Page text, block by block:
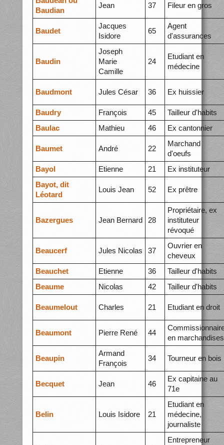
Baudian
Jean 37 Fileur en gros
Baudet
Jacques
Isidore
65
Agent
d'assurances
Baudin
Joseph
Marie
Camille
24
Etudiant en
médecine
Baudmont Jules César 36 Ex huissier
Baudry François 45
Tailleur d'habits
Baulac
Mathieu 46 Ex cantonnier
Baumet André 22
Marchand
d'oeufs
Bayol
Etienne 21
Ex instituteur
Bayot, dit
Léotard
Louis Jean 52 Ex prêtre
Bazergues Jean Bernard 28
Propriétaire, ex
instituteur
révoqué
Beaucerf Jules Nicolas 37
Ouvrier en
cheveux
Beauchet
Etienne 36
Tailleur d'habits
Beaume
Nicolas 42 Tailleur d'habits
Beaumelout Charles 21 Etudiant en droit
Beaumont Pierre René 44
en marchandises
Beaupin
Armand
François
34 Tourneur en bois
Becquet Jean 46
Ex capitaine au
71e
Belin Louis Isidore 21
Etudiant en
médecine,
journaliste
Entrepreneur